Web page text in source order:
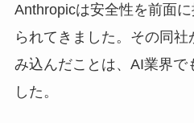
Anthropicは安全性を前面
られてきました。その同
み込んだことは、AI業界で
した。